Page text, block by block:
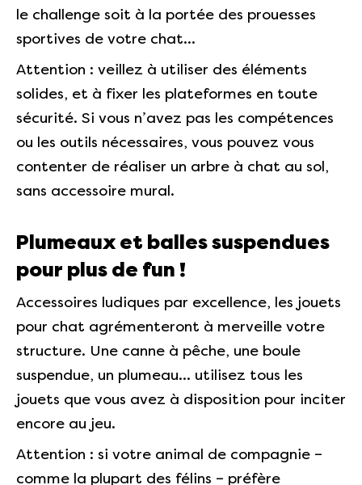
le challenge soit à la portée des prouesses
sportives de votre chat…
Attention : veillez à utiliser des éléments
solides, et à fixer les plateformes en toute
sécurité. Si vous n’avez pas les compétences
ou les outils nécessaires, vous pouvez vous
contenter de réaliser un arbre à chat au sol,
sans accessoire mural.
Plumeaux et balles suspendues
pour plus de fun !
Accessoires ludiques par excellence, les jouets
pour chat agrémenteront à merveille votre
structure. Une canne à pêche, une boule
suspendue, un plumeau… utilisez tous les
jouets que vous avez à disposition pour inciter
encore au jeu.
Attention : si votre animal de compagnie –
comme la plupart des félins – préfère